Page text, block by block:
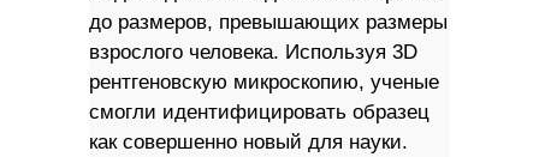
до размеров, превышающих размеры
взрослого человека. Используя 3D
рентгеновскую микроскопию, ученые
смогли идентифицировать образец
как совершенно новый для науки.